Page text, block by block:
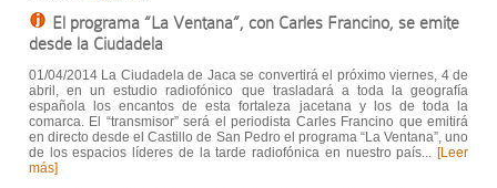
El programa “La Ventana”, con Carles Francino, se emite
desde la Ciudadela
01/04/2014 La Ciudadela de Jaca se convertirá el próximo viernes, 4 de
abril, en un estudio radiofónico que trasladará a toda la geografía
española los encantos de esta fortaleza jacetana y los de toda la
comarca. El “transmisor” será el periodista Carles Francino que emitirá
en directo desde el Castillo de San Pedro el programa “La Ventana”, uno
de los espacios líderes de la tarde radiofónica en nuestro país... [Leer
más]